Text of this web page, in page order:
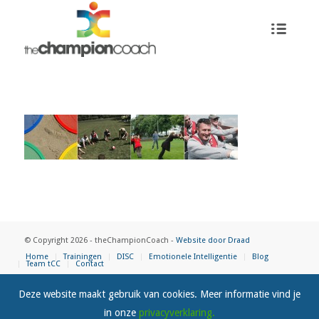
© Copyright 2026 - theChampionCoach - Website door Draad
Home
Trainingen DISC Emotionele Intelligentie Blog
Team tCC Contact
Deze website maakt gebruik van cookies. Meer informatie vind je
in onze privacyverklaring.